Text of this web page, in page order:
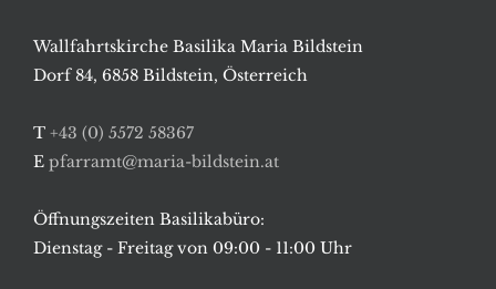
Wallfahrtskirche Basilika Maria Bildstein
Dorf 84, 6858 Bildstein, Österreich
T +43 (0) 5572 58367
E pfarramt@maria-bildstein.at
Öffnungszeiten Basilikabüro:
Dienstag - Freitag von 09:00 - 11:00 Uhr